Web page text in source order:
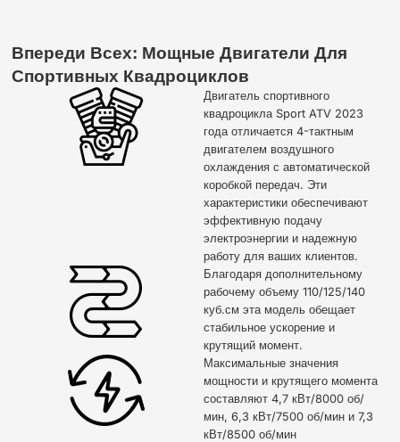
Впереди Всех: Мощные Двигатели Для
Спортивных Квадроциклов
Двигатель спортивного
квадроцикла Sport ATV 2023
года отличается 4-тактным
двигателем воздушного
охлаждения с автоматической
коробкой передач. Эти
характеристики обеспечивают
эффективную подачу
электроэнергии и надежную
работу для ваших клиентов.
Благодаря дополнительному
рабочему объему 110/125/140
куб.см эта модель обещает
стабильное ускорение и
крутящий момент.
Максимальные значения
мощности и крутящего момента
составляют 4,7 кВт/8000 об/
мин, 6,3 кВт/7500 об/мин и 7,3
кВт/8500 об/мин